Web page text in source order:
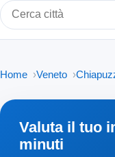
Cerca città o zona
Home Veneto
Valuta il tuo
minuti